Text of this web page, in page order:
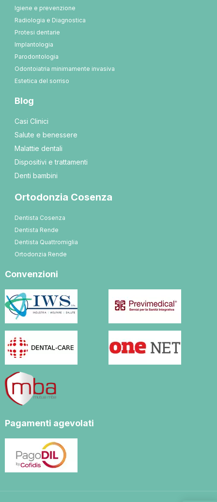
Igiene e prevenzione
Radiologia e Diagnostica
Protesi dentarie
Implantologia
Parodontologia
Odontoiatria minimamente invasiva
Estetica del sorriso
Blog
Casi Clinici
Salute e benessere
Malattie dentali
Dispositivi e trattamenti
Denti bambini
Ortodonzia Cosenza
Dentista Cosenza
Dentista Rende
Dentista Quattromiglia
Ortodonzia Rende
Convenzioni
Pagamenti agevolati